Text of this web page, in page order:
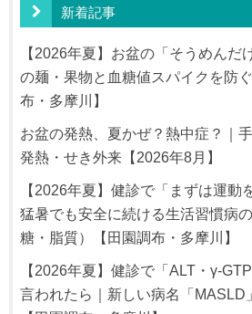
新着記事
【2026年夏】お盆の「そうめんだ
の麺・果物と血糖値スパイクを防
布・多摩川】
お盆の発熱、夏かぜ？熱中症？｜
発熱・せき外来【2026年8月】
【2026年夏】健診で「まずは運動
猛暑でも安全に続ける生活習慣病
糖・脂質）【田園調布・多摩川】
【2026年夏】健診で「ALT・γ-
言われたら｜新しい病名「MASLD